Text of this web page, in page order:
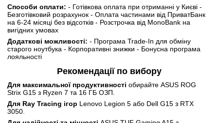
Способи оплати: - Готівкова оплата при отриманні у Києві -
Безготівковий розрахунок - Оплата частинами від ПриватБанк
на 6-24 місяці без відсотків - Розстрочка від MonoBank на
вигідних умовах
Додаткові можливості: - Програма Trade-In для обміну
старого ноутбука - Корпоративні знижки - Бонусна програма
лояльності
Рекомендації по вибору
Для максимальної продуктивності обирайте ASUS ROG
Strix G15 з Ryzen 7 та 16 ГБ ОЗП.
Для Ray Tracing ігор Lenovo Legion 5 або Dell G15 з RTX
3050.